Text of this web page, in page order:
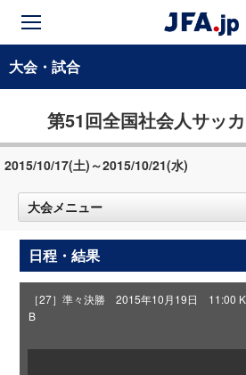
大会・試合
第51回全国社会人サッ
2015/10/17(土)～2015/10/21(水)
大会メニュー
日程・結果
［27］準々決勝 2015年10月19日 11:00
B